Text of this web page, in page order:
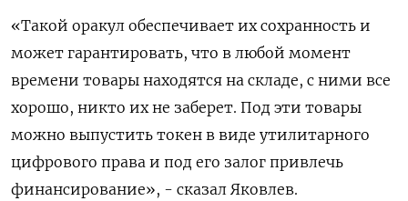
«Такой оракул обеспечивает их сохранность и
может гарантировать, что в любой момент
времени товары находятся на складе, с ними все ​
хорошо, никто их не ​заберет. Под эти товары
можно ‌выпустить токен в виде утилитарного
цифрового права и под его залог привлечь
финансирование», - сказал Яковлев.